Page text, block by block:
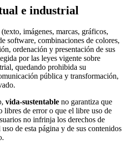
e industrial
imágenes, marcas, gráficos,
software, combinaciones de colores,
ordenación y presentación de sus
por las leyes vigente sobre
quedando prohibida su
pública y transformación,
vida-sustentable no garantiza que
libres de error o que el libre uso de
no infrinja los derechos de
de esta página y de sus contenidos